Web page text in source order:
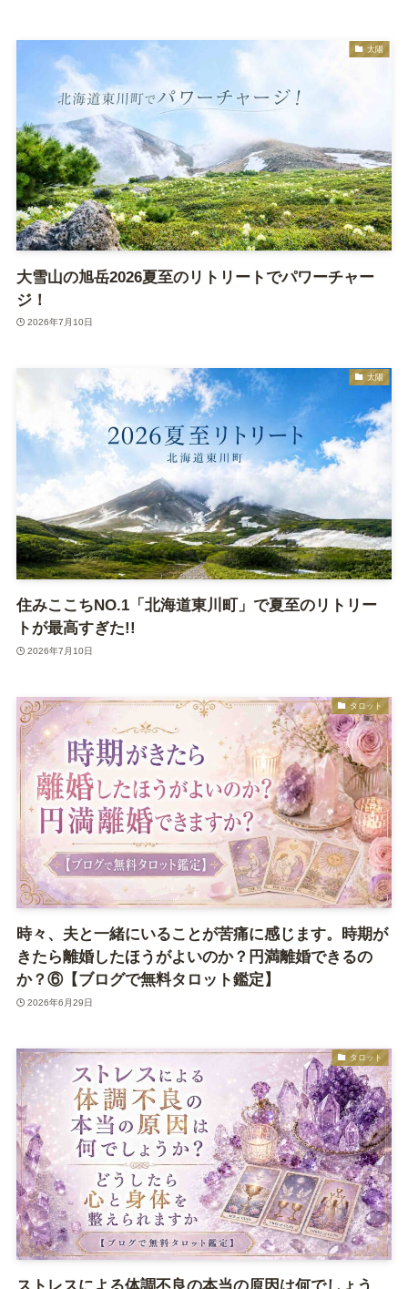
太陽
大雪山の旭岳2026夏至のリトリートでパワーチャー
ジ！
2026年7月10日
太陽
住みここちNO.1「北海道東川町」で夏至のリトリー
トが最高すぎた!!
2026年7月10日
タロット
時々、夫と一緒にいることが苦痛に感じます。時期が
きたら離婚したほうがよいのか？円満離婚できるの
か？⑥【ブログで無料タロット鑑定】
2026年6月29日
タロット